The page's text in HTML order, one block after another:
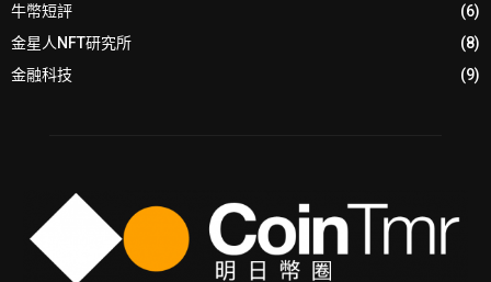
牛幣短評
(6)
金星人NFT研究所
(8)
金融科技
(9)